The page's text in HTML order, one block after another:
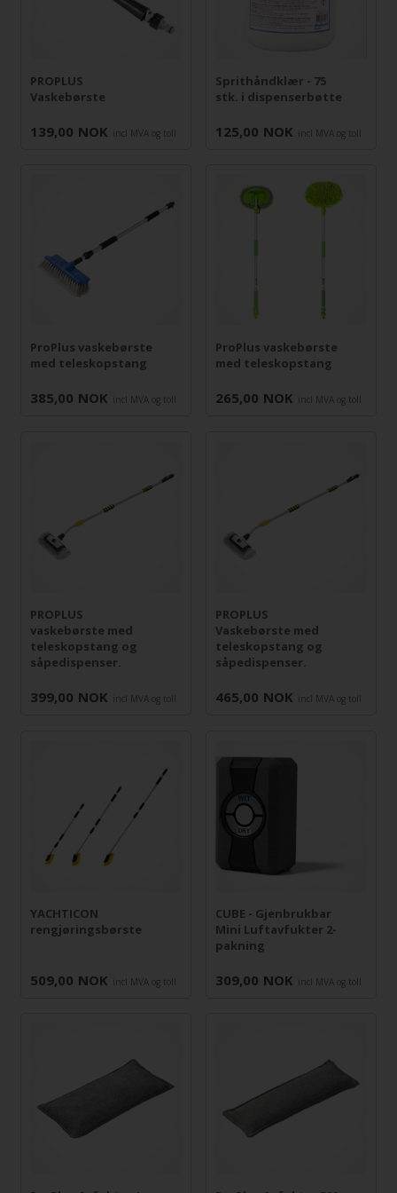
PROPLUS
Vaskebørste
139,00 NOK incl MVA og toll
Sprithåndklær - 75
stk. i dispenserbøtte
125,00 NOK incl MVA og toll
ProPlus vaskebørste
med teleskopstang
385,00 NOK incl MVA og toll
ProPlus vaskebørste
med teleskopstang
265,00 NOK incl MVA og toll
PROPLUS
vaskebørste med
teleskopstang og
såpedispenser.
399,00 NOK incl MVA og toll
PROPLUS
Vaskebørste med
teleskopstang og
såpedispenser.
465,00 NOK incl MVA og toll
YACHTICON
rengjøringsbørste
509,00 NOK incl MVA og toll
CUBE - Gjenbrukbar
Mini Luftavfukter 2-
pakning
309,00 NOK incl MVA og toll